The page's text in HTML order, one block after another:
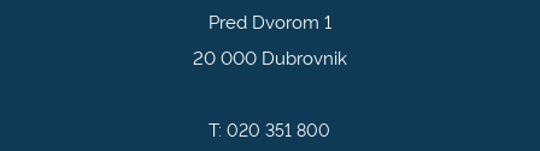
Pred Dvorom 1
20 000 Dubrovnik
T:020 351 800